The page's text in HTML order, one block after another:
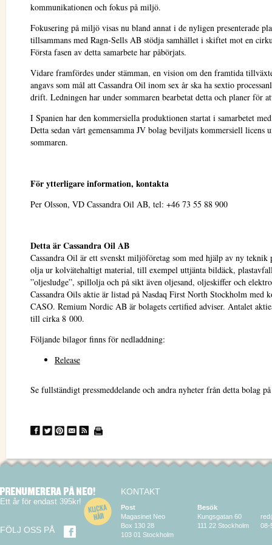
kommunikationen och fokus på miljö.
Fokusering på miljö visas nu bland annat i de nyligen presenterade
tillsammans med Ragn-Sells AB stödja samhället i skiftet mot en
Första fasen av detta samarbete har påbörjats.
Vidare framfördes under stämman, en vision om den framtida
angavs som mål att Cassandra Oil inom sex år ska ha sextio
drift. Ledningen har under sommaren bearbetat detta och planer för
I Spanien har den kommersiella produktionen startat i samarbetet
Detta sedan vårt gemensamma JV bolag beviljats kommersiell licens
sommaren.
För ytterligare information, kontakta
Per Olsson, VD Cassandra Oil AB, tel: +46 73 55 88 900
Detta är Cassandra Oil AB
Cassandra Oil är ett svenskt miljöföretag som med hjälp av ny teknik
olja ur kolvätehaltigt material, till exempel uttjänta bildäck,
”oljesludge”, spillolja och på sikt även oljesand, oljeskiffer och
Cassandra Oils aktie är listad på Nasdaq First North Stockholm med
CASO. Remium Nordic AB är bolagets certified adviser. Antalet
till cirka 8 000.
Följande bilagor finns för nedladdning:
Release
Se fullständigt pressmeddelande och andra nyheter från detta bolag
Ett år för endast 395kr!
FÖLJ OSS PÅ
KONTAKT
Post
Magasinet Neo
Box 130 28
103 01 Stockholm
Besök
Kungsgatan 60
111 22 Stockholm
08-